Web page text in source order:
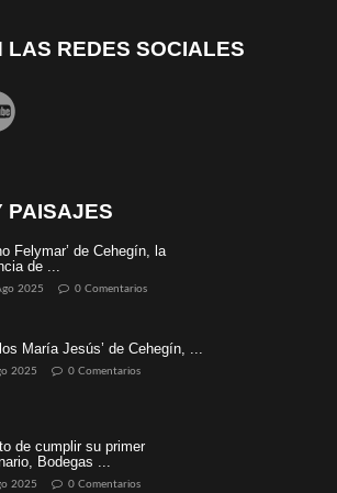
LAS REDES SOCIALES
PAISAJES
Felymar’ de Cehegín, la
de ...
2025 0 Comentarios
María Jesús’ de Cehegín, ...
2025 0 Comentarios
de cumplir su primer
Bodegas ...
2025 0 Comentarios